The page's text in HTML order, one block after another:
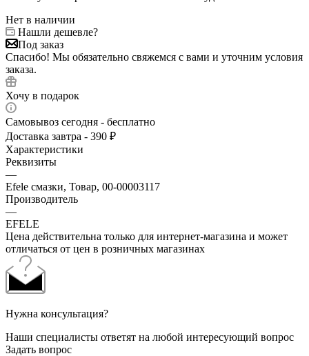
Нет в наличии
Нашли дешевле?
Под заказ
Спасибо! Мы обязательно свяжемся с вами и уточним условия
заказа.
Хочу в подарок
Самовывоз сегодня - бесплатно
Доставка завтра - 390 ₽
Характеристики
Реквизиты
—
Efele смазки, Товар, 00-00003117
Производитель
—
EFELE
Цена действительна только для интернет-магазина и может
отличаться от цен в розничных магазинах
Нужна консультация?
Наши специалисты ответят на любой интересующий вопрос
Задать вопрос